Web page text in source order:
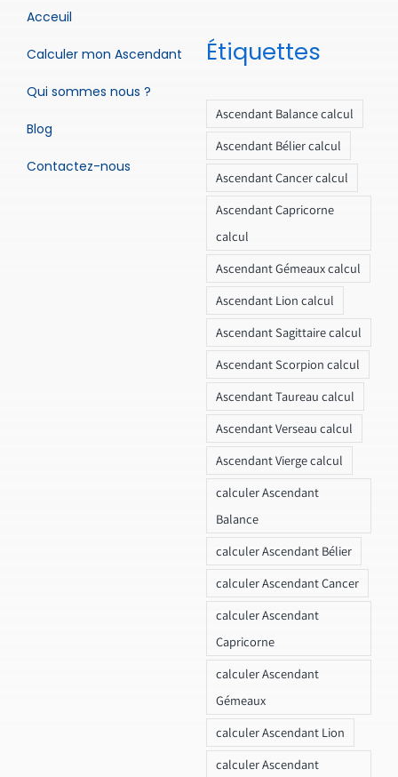
Acceuil
Calculer mon Ascendant
Qui sommes nous ?
Blog
Contactez-nous
Étiquettes
Ascendant Balance calcul
Ascendant Bélier calcul
Ascendant Cancer calcul
Ascendant Capricorne
calcul
Ascendant Gémeaux calcul
Ascendant Lion calcul
Ascendant Sagittaire calcul
Ascendant Scorpion calcul
Ascendant Taureau calcul
Ascendant Verseau calcul
Ascendant Vierge calcul
calculer Ascendant
Balance
calculer Ascendant Bélier
calculer Ascendant Cancer
calculer Ascendant
Capricorne
calculer Ascendant
Gémeaux
calculer Ascendant Lion
calculer Ascendant